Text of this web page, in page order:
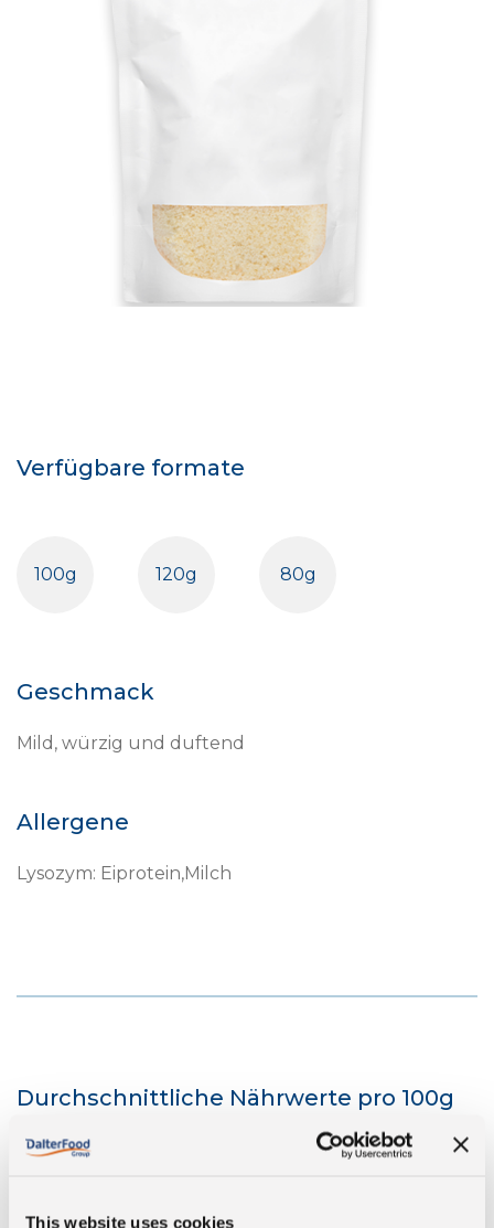
This website uses cookies
Verfügbare formate
100g 120g 80g
Geschmack
Mild, würzig und duftend
Allergene
Lysozym: Eiprotein,Milch
Durchschnittliche Nährwerte pro 100g